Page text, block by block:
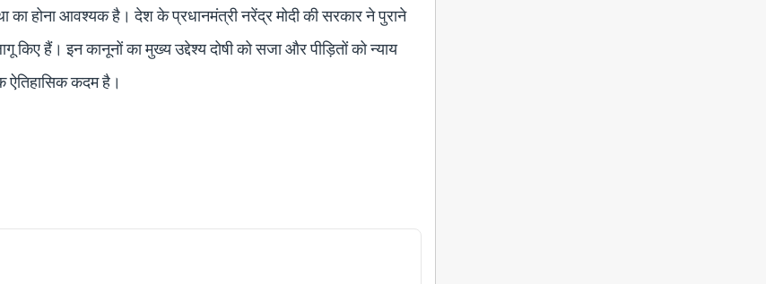
का होना आवश्यक है। देश के प्रधानमंत्री नरेंद्र मोदी की सरकार ने पुराने
हैं। इन कानूनों का मुख्य उद्देश्य दोषी को सजा और पीड़ितों को न्याय
ऐतिहासिक कदम है।